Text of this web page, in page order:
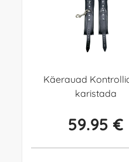
Käerauad
karistada
59.95 €